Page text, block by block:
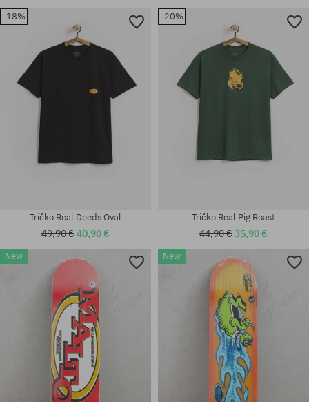
Dostupné veľkosti:
Dostupné veľkosti:
M; L; XL
Dostupné veľkosti:
Dostupné veľkosti:
30; 32; 34; 36
-18%
Tričko Real Deeds Oval
49,90 €40,90 €
-20%
Tričko Real Pig Roast
44,90 €35,90 €
New New